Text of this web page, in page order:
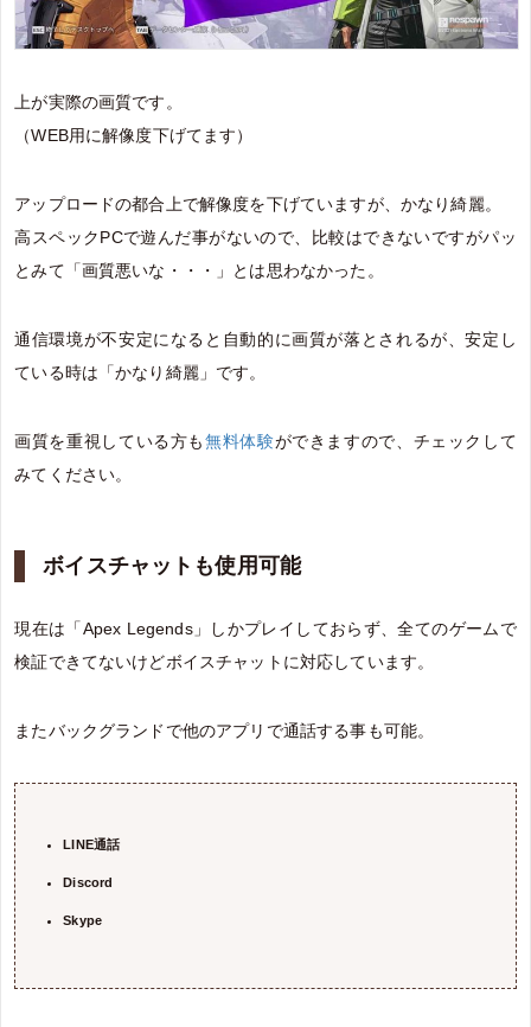
上が実際の画質です。
（WEB用に解像度下げてます）
アップロードの都合上で解像度を下げていますが、かなり綺麗。
高スペックPCで遊んだ事がないので、比較はできないですがパッ
とみて「画質悪いな・・・」とは思わなかった。
通信環境が不安定になると自動的に画質が落とされるが、安定し
ている時は「かなり綺麗」です。
画質を重視している方も無料体験ができますので、チェックして
みてください。
ボイスチャットも使用可能
現在は「Apex Legends」しかプレイしておらず、全てのゲームで
検証できてないけどボイスチャットに対応しています。
またバックグランドで他のアプリで通話する事も可能。
LINE通話
Discord
Skype